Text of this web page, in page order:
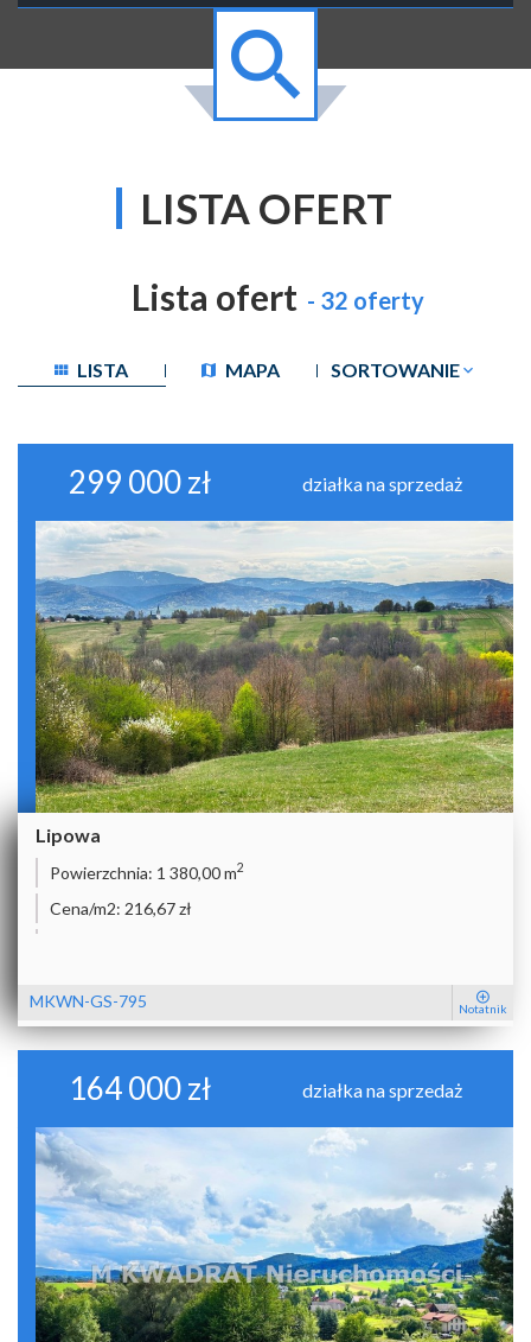
LISTA OFERT
Lista ofert - 32 oferty
LISTA MAPA SORTOWANIE
299 000 zł działka na sprzedaż
Lipowa
Powierzchnia: 1 380,00 m2
Cena/m2: 216,67 zł
MKWN-GS-795 Notatnik
164 000 zł działka na sprzedaż